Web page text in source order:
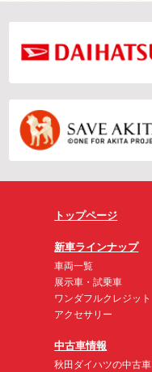
トップページ
新車ラインナップ
車両一覧
展示車・試乗車
ワンダフルクレジット
アクセサリー
中古車情報
秋田ダイハツの中古車